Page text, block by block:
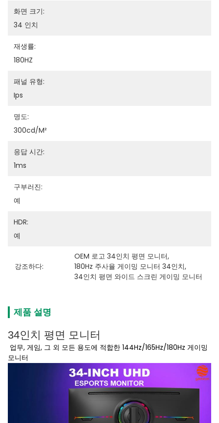
화면 크기:
34 인치
재생률:
180HZ
패널 유형:
Ips
명도:
300cd/m²
응답 시간:
1ms
구부러진:
예
HDR:
예
강조하다:
OEM 로고 34인치 평면 모니터,
180Hz 주사율 게이밍 모니터 34인치,
34인치 평면 와이드 스크린 게이밍 모니터
제품 설명
34인치 평면 모니터
업무, 게임, 그 외 모든 용도에 적합한 144Hz/165Hz/180Hz 게이밍
모니터